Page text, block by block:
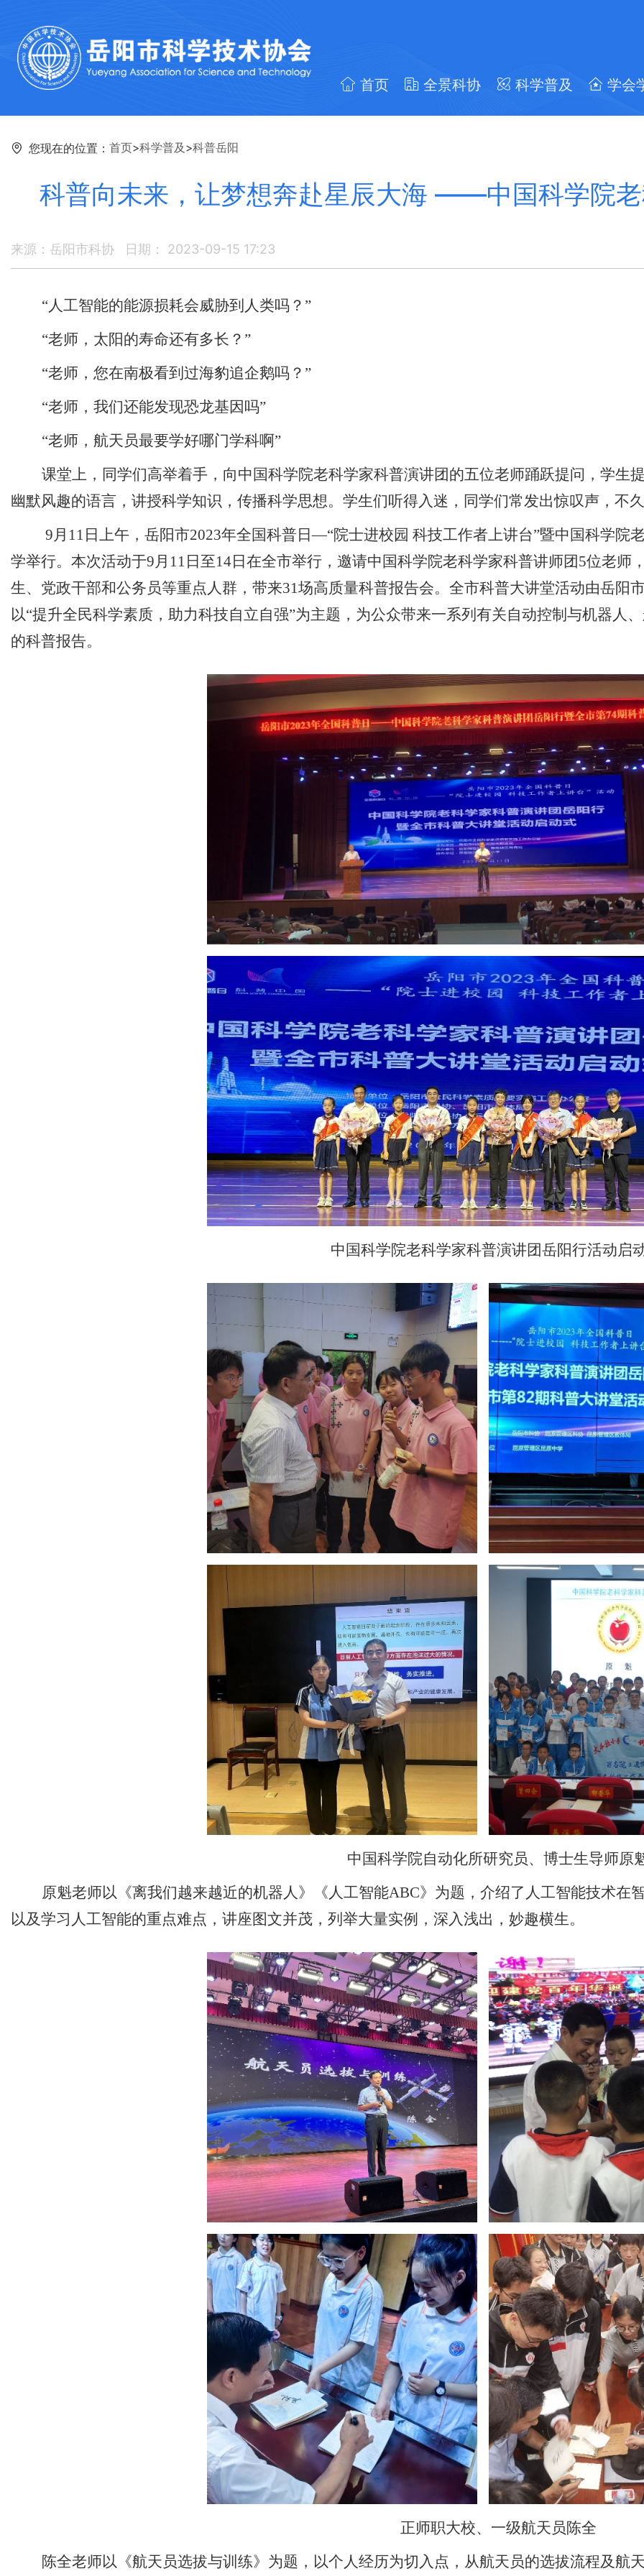
首页 全景科协 科学普及 学会
您现在的位置： 首页>科学普及 >科普岳阳
科普向未来，让梦想奔赴星辰大海 ——中国科学院
来源：岳阳市科协 日期： 2023-09-15 17:23
“人工智能的能源损耗会威胁到人类吗？”
“老师，太阳的寿命还有多长？”
“老师，您在南极看到过海豹追企鹅吗？”
“老师，我们还能发现恐龙基因吗”
“老师，航天员最要学好哪门学科啊”
课堂上，同学们高举着手，向中国科学院老科学家科普演讲团的五位老师踊跃提问，学生
幽默风趣的语言，讲授科学知识，传播科学思想。学生们听得入迷，同学们常发出惊叹声，不
9月11日上午，岳阳市2023年全国科普日—“院士进校园 科技工作者上讲台”暨中国科学院
学举行。本次活动于9月11日至14日在全市举行，邀请中国科学院老科学家科普讲师团5位老师
生、党政干部和公务员等重点人群，带来31场高质量科普报告会。全市科普大讲堂活动由岳阳
以“提升全民科学素质，助力科技自立自强”为主题，为公众带来一系列有关自动控制与机器人
的科普报告。
中国科学院老科学家科普演讲团岳阳行活动启
中国科学院自动化所研究员、博士生导师原
原魁老师以《离我们越来越近的机器人》《人工智能ABC》为题，介绍了人工智能技术在
以及学习人工智能的重点难点，讲座图文并茂，列举大量实例，深入浅出，妙趣横生。
正师职大校、一级航天员陈全
陈全老师以《航天员选拔与训练》为题，以个人经历为切入点，从航天员的选拔流程及航